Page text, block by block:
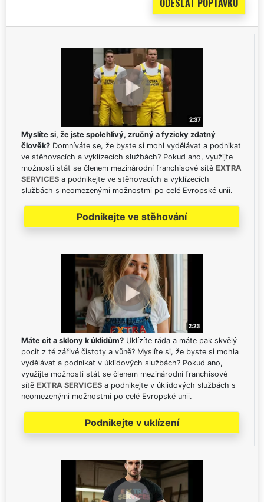
Myslíte si, že jste spolehlivý, zručný a fyzicky zdatný
člověk? Domníváte se, že byste si mohl vydělávat a podnikat
ve stěhovacích a vyklízecích službách? Pokud ano, využijte
možnosti stát se členem mezinárodní franchisové sítě EXTRA
SERVICES a podnikejte ve stěhovacích a vyklízecích
službách s neomezenými možnostmi po celé Evropské unii.
Podnikejte ve stěhování
Máte cit a sklony k úklidům? Uklízíte ráda a máte pak skvělý
pocit z té zářivé čistoty a vůně? Myslíte si, že byste si mohla
vydělávat a podnikat v úklidových službách? Pokud ano,
využijte možnosti stát se členem mezinárodní franchisové
sítě EXTRA SERVICES a podnikejte v úklidových službách s
neomezenými možnostmi po celé Evropské unii.
Podnikejte v uklízení